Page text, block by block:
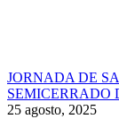
JORNADA DE
SEMICERRADO
25 agosto, 2025